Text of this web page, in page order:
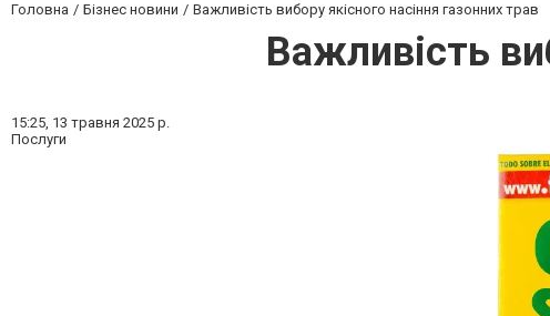
Головна Бізнес новини Важливість вибору якісного насіння газонних трав
Важливість
15:25, 13 травня 2025 р.
Послуги